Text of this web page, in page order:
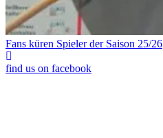
Fans küren Spieler der Saison 25/26
find us on facebook